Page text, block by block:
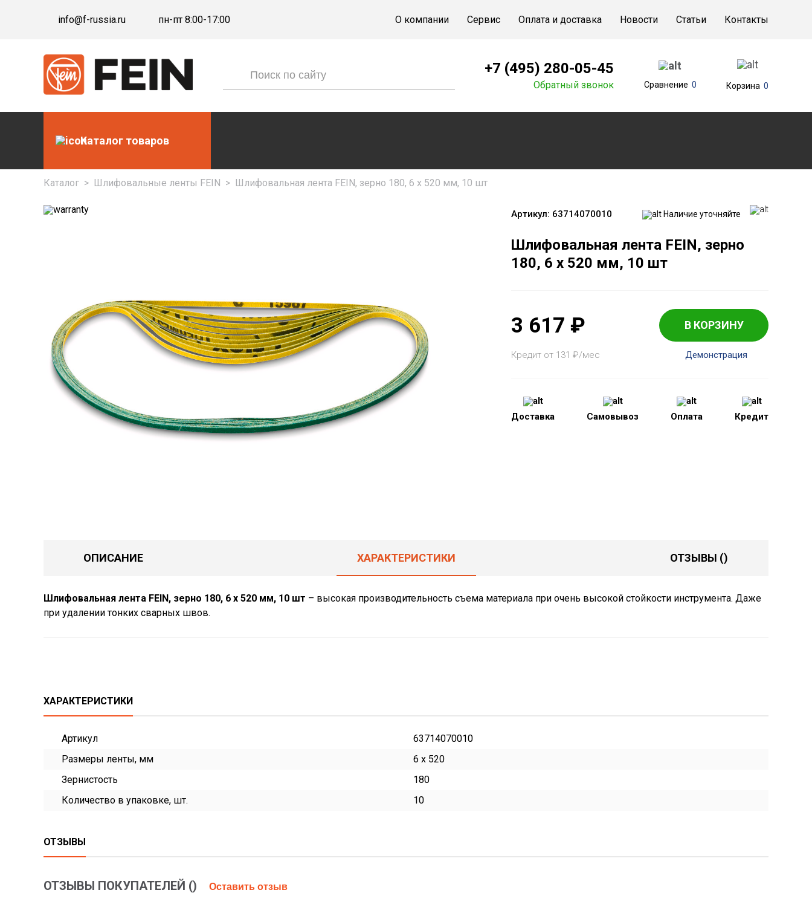
info@f-russia.ru пн-пт 8:00-17:00 О компании Сервис Оплата и доставка Новости Статьи Контакты
+7 (495) 280-05-45
Обратный звонок Сравнение 0 Корзина 0
Каталог товаров
Каталог > Шлифовальные ленты FEIN > Шлифовальная лента FEIN, зерно 180, 6 x 520 мм, 10 шт
Артикул: 63714070010 Наличие уточняйте
Шлифовальная лента FEIN, зерно
180, 6 x 520 мм, 10 шт
3 617 ₽ В КОРЗИНУ
Кредит от 131 ₽/мес Демонстрация
Доставка Самовывоз Оплата Кредит
ОПИСАНИЕ ХАРАКТЕРИСТИКИ ОТЗЫВЫ ()
Шлифовальная лента FEIN, зерно 180, 6 x 520 мм, 10 шт – высокая производительность съема материала при очень высокой стойкости инструмента. Даже
при удалении тонких сварных швов.
ХАРАКТЕРИСТИКИ
Артикул
63714070010
Размеры ленты, мм
6 x 520
Зернистость
180
Количество в упаковке, шт.
10
ОТЗЫВЫ
ОТЗЫВЫ ПОКУПАТЕЛЕЙ () Оставить отзыв